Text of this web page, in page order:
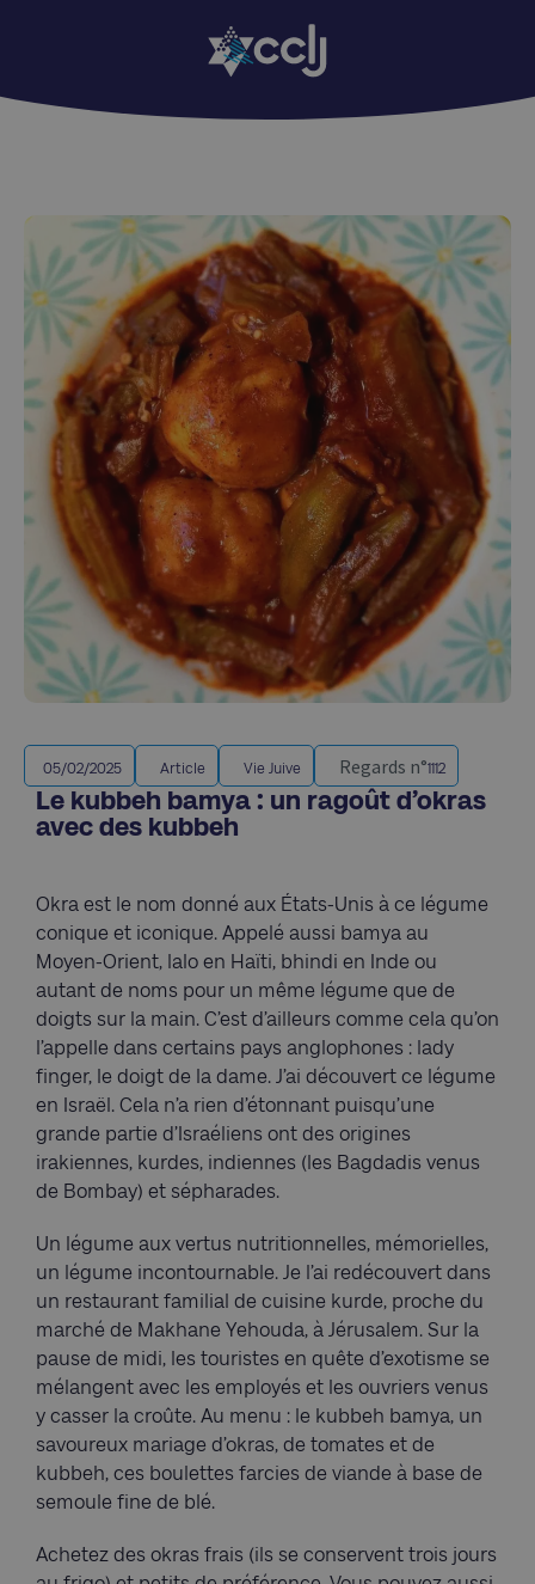
05/02/2025 Article Vie Juive Regards n°1112
Le kubbeh bamya : un ragoût d’okras
avec des kubbeh
Okra est le nom donné aux États-Unis à ce légume
conique et iconique. Appelé aussi bamya au
Moyen-Orient, lalo en Haïti, bhindi en Inde ou
autant de noms pour un même légume que de
doigts sur la main. C’est d’ailleurs comme cela qu’on
l’appelle dans certains pays anglophones : lady
finger, le doigt de la dame. J’ai découvert ce légume
en Israël. Cela n’a rien d’étonnant puisqu’une
grande partie d’Israéliens ont des origines
irakiennes, kurdes, indiennes (les Bagdadis venus
de Bombay) et sépharades.
Un légume aux vertus nutritionnelles, mémorielles,
un légume incontournable. Je l’ai redécouvert dans
un restaurant familial de cuisine kurde, proche du
marché de Makhane Yehouda, à Jérusalem. Sur la
pause de midi, les touristes en quête d’exotisme se
mélangent avec les employés et les ouvriers venus
y casser la croûte. Au menu : le kubbeh bamya, un
savoureux mariage d’okras, de tomates et de
kubbeh, ces boulettes farcies de viande à base de
semoule fine de blé.
Achetez des okras frais (ils se conservent trois jours